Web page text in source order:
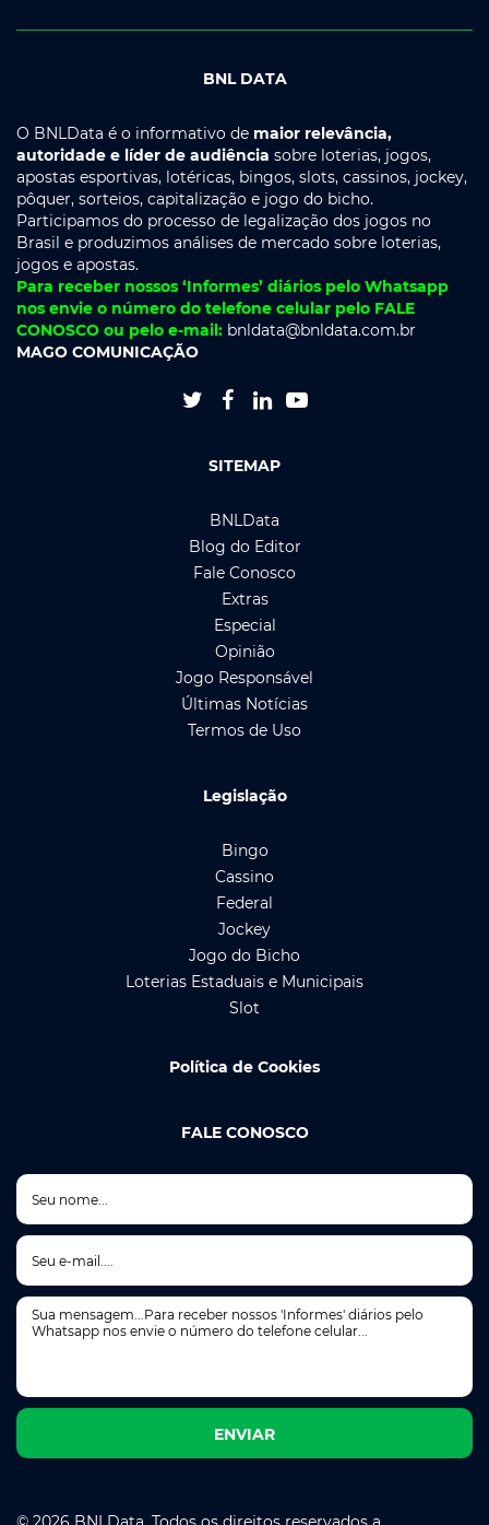
BNL DATA
O BNLData é o informativo de maior relevância,
autoridade e líder de audiência sobre loterias, jogos,
apostas esportivas, lotéricas, bingos, slots, cassinos, jockey,
pôquer, sorteios, capitalização e jogo do bicho.
Participamos do processo de legalização dos jogos no
Brasil e produzimos análises de mercado sobre loterias,
jogos e apostas.
Para receber nossos ‘Informes’ diários pelo Whatsapp
nos envie o número do telefone celular pelo FALE
CONOSCO ou pelo e-mail: bnldata@bnldata.com.br
MAGO COMUNICAÇÃO
   
SITEMAP
BNLData
Blog do Editor
Fale Conosco
Extras
Especial
Opinião
Jogo Responsável
Últimas Notícias
Termos de Uso
Legislação
Bingo
Cassino
Federal
Jockey
Jogo do Bicho
Loterias Estaduais e Municipais
Slot
Política de Cookies
FALE CONOSCO